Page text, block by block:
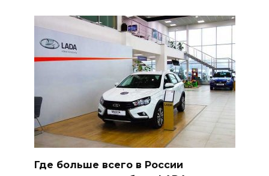
Где больше всего в России